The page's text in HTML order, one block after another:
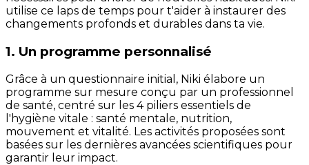
utilise ce laps de temps pour t'aider à instaurer des
changements profonds et durables dans ta vie.
1. Un programme personnalisé
Grâce à un questionnaire initial, Niki élabore un
programme sur mesure conçu par un professionnel
de santé, centré sur les 4 piliers essentiels de
l'hygiène vitale : santé mentale, nutrition,
mouvement et vitalité. Les activités proposées sont
basées sur les dernières avancées scientifiques pour
garantir leur impact.